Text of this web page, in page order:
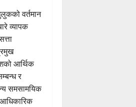
वर्तमान
व्यापक
आर्थिक
र
समसामयिक
आधिकारिक